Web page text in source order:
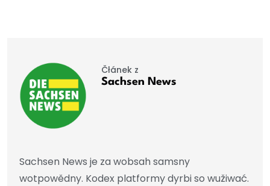
Čłánek z
Sachsen News
Sachsen News je za wobsah samsny
wotpowědny. Kodex platformy dyrbi so wužiwać.